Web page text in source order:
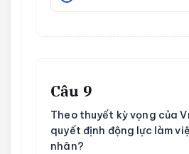
Câu 9
Theo thuyết kỳ vọng của
quyết định động lực làm
nhân?